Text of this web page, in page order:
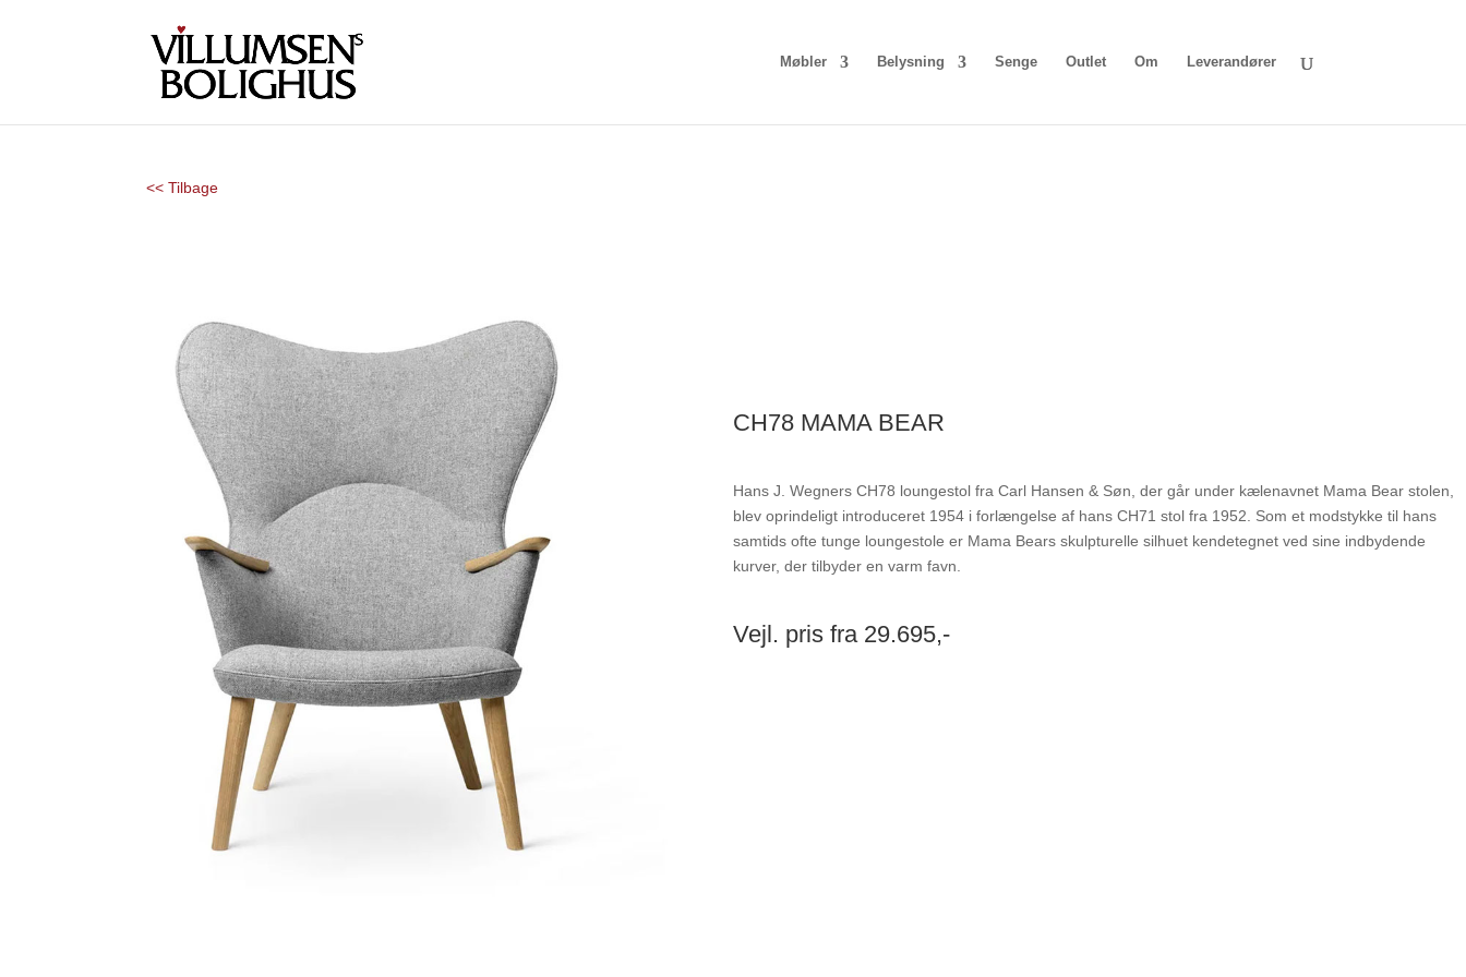
Møbler Belysning Senge Outlet Om Leverandører
<< Tilbage
CH78 MAMA BEAR
Hans J. Wegners CH78 loungestol fra Carl Hansen & Søn, der går under kælenavnet Mama Bear stolen,
blev oprindeligt introduceret 1954 i forlængelse af hans CH71 stol fra 1952. Som et modstykke til hans
samtids ofte tunge loungestole er Mama Bears skulpturelle silhuet kendetegnet ved sine indbydende
kurver, der tilbyder en varm favn.
Vejl. pris fra 29.695,-